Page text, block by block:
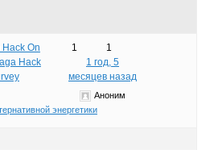
On
Hack
энергетики
1
1
1 год, 5
месяцев назад
Аноним